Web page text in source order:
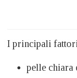
I principali
pelle chiara